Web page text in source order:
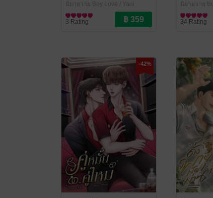
นิยายวาย Boy Love / Yaoi
3 Rating
นิยายวาย
34 Rating
-42%